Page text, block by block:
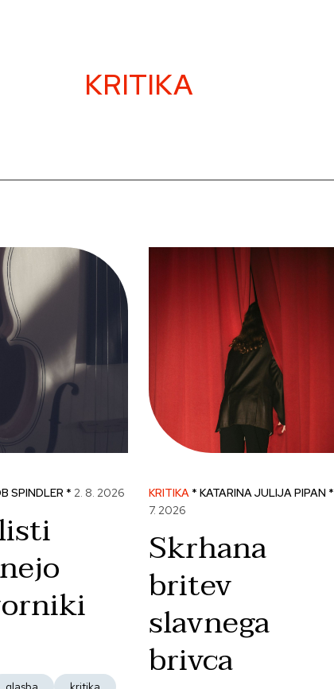
KRITIKA
SPINDLER * 2. 8. 2026 KRITIKA * KATARINA JULIJA PIPAN *
7. 2026
Skrhana
britev
slavnega
brivca